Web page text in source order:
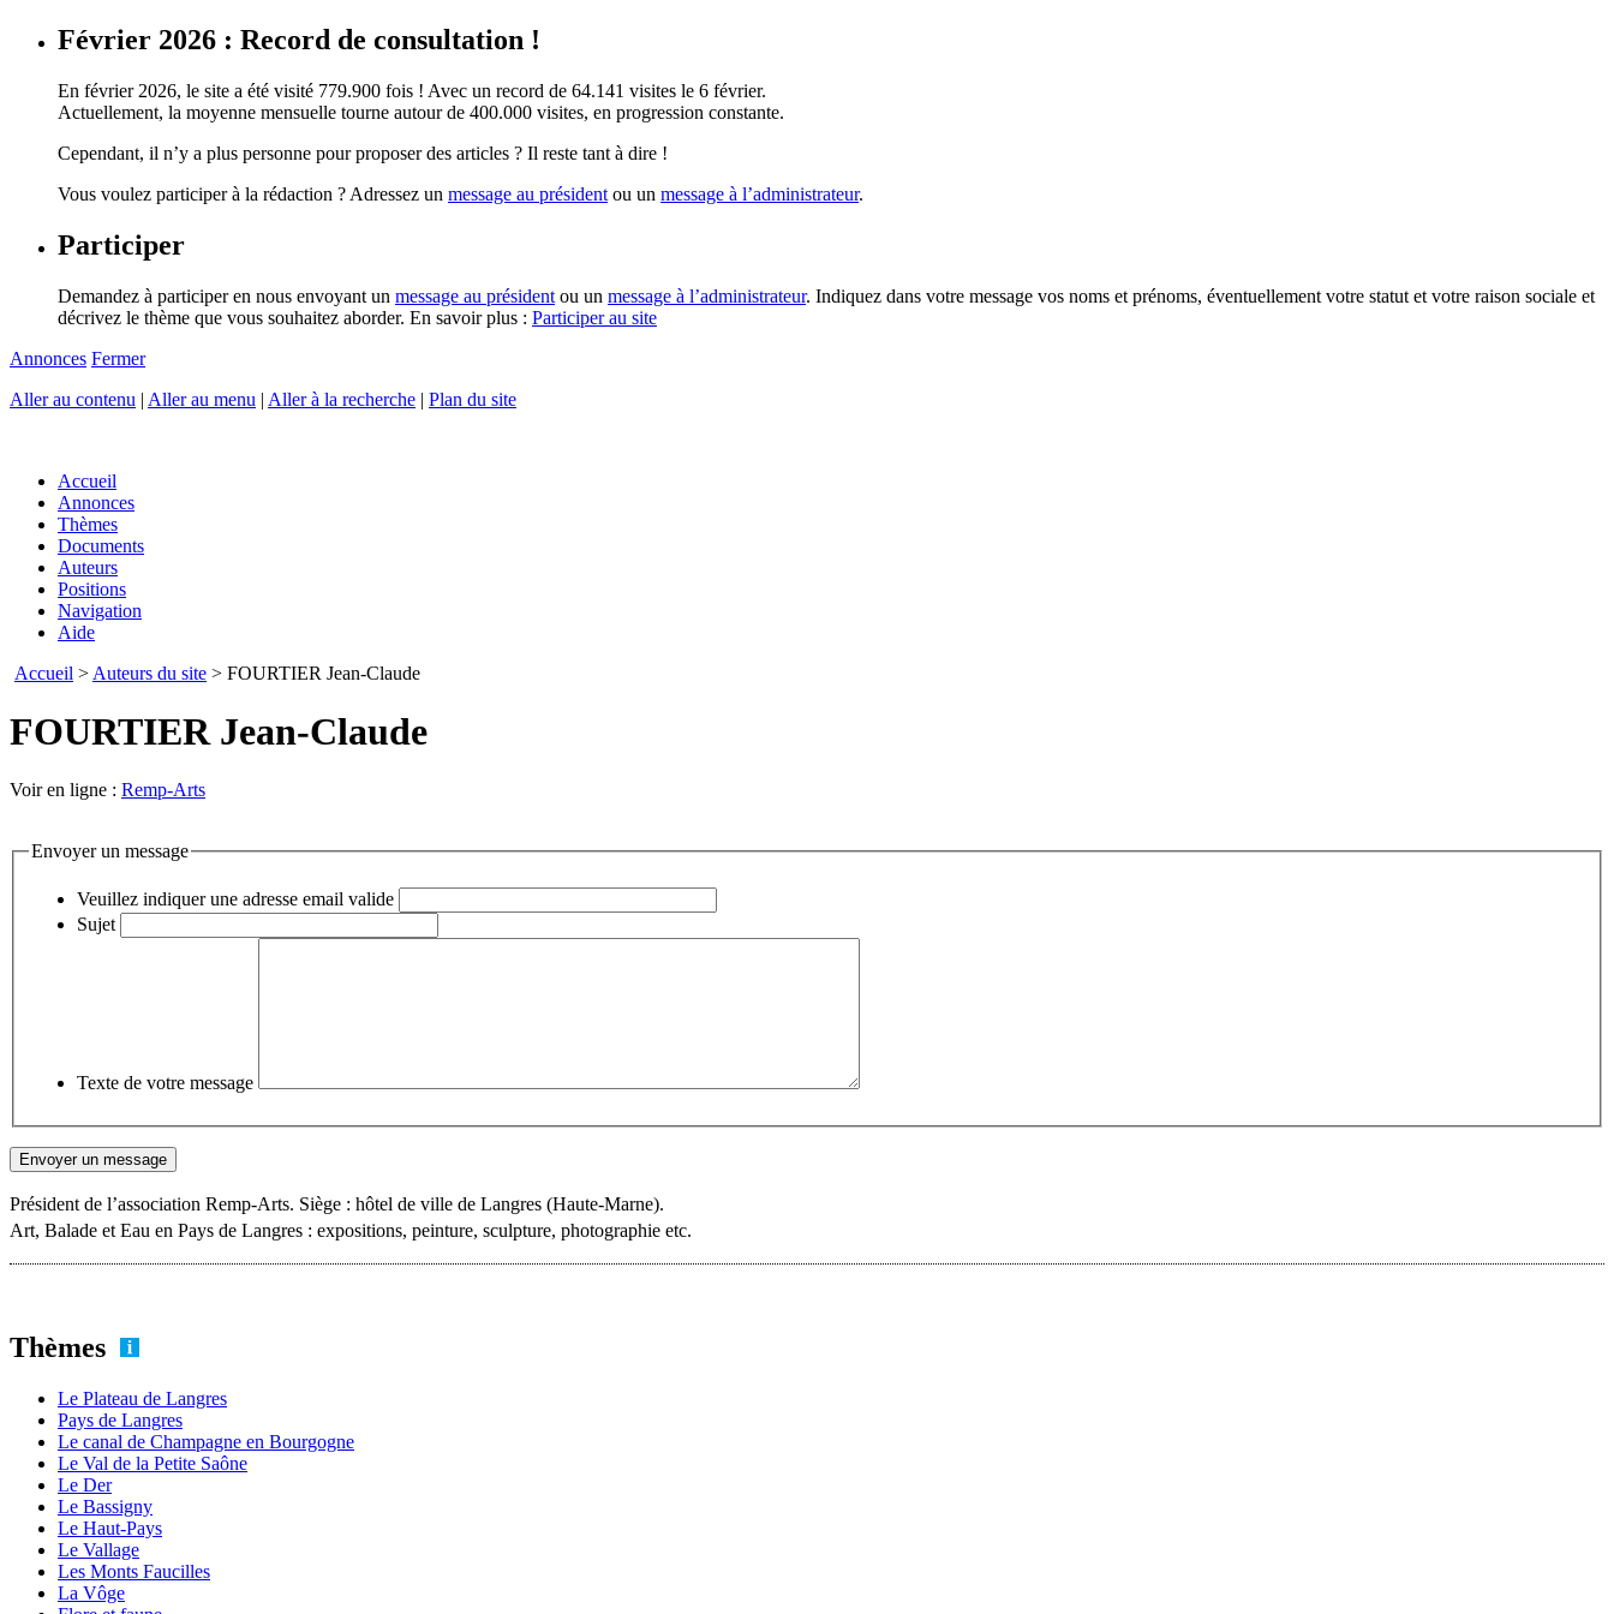
Février 2026 : Record de consultation !
En février 2026, le site a été visité 779.900 fois ! Avec un record de 64.141 visites le 6 février.
Actuellement, la moyenne mensuelle tourne autour de 400.000 visites, en progression constante.
Cependant, il n’y a plus personne pour proposer des articles ? Il reste tant à dire !
Vous voulez participer à la rédaction ? Adressez un message au président ou un message à l’administrateur.
Participer
Demandez à participer en nous envoyant un message au président ou un message à l’administrateur. Indiquez dans votre message vos noms et prénoms, éventuellement votre statut et votre raison sociale et
décrivez le thème que vous souhaitez aborder. En savoir plus : Participer au site
Annonces Fermer
Aller au contenu | Aller au menu | Aller à la recherche | Plan du site
Accueil
Annonces
Thèmes
Documents
Auteurs
Positions
Navigation
Aide
Accueil > Auteurs du site > FOURTIER Jean-Claude
FOURTIER Jean-Claude
Voir en ligne : Remp-Arts
Envoyer un message
Veuillez indiquer une adresse email valide
Sujet
Texte de votre message
Président de l’association Remp-Arts. Siège : hôtel de ville de Langres (Haute-Marne).
Art, Balade et Eau en Pays de Langres : expositions, peinture, sculpture, photographie etc.
Thèmes
Le Plateau de Langres
Pays de Langres
Le canal de Champagne en Bourgogne
Le Val de la Petite Saône
Le Der
Le Bassigny
Le Haut-Pays
Le Vallage
Les Monts Faucilles
La Vôge